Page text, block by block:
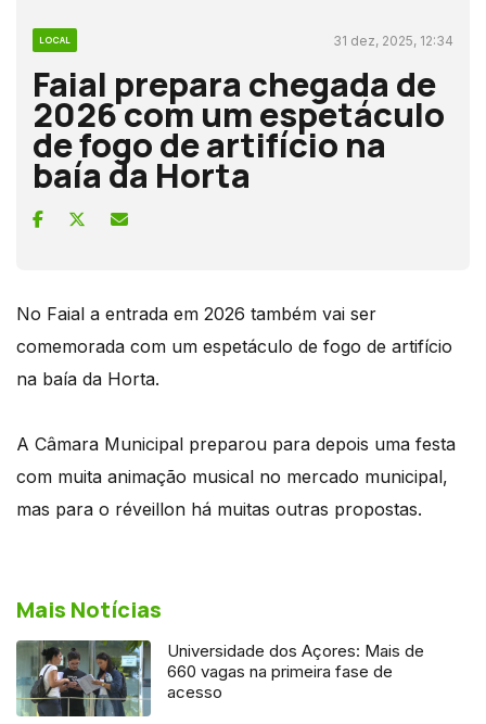
LOCAL 31 dez, 2025, 12:34
Faial prepara chegada de
2026 com um espetáculo
de fogo de artifício na
baía da Horta
No Faial a entrada em 2026 também vai ser
comemorada com um espetáculo de fogo de artifício
na baía da Horta.
A Câmara Municipal preparou para depois uma festa
com muita animação musical no mercado municipal,
mas para o réveillon há muitas outras propostas.
Mais Notícias
Universidade dos Açores: Mais de
660 vagas na primeira fase de
acesso